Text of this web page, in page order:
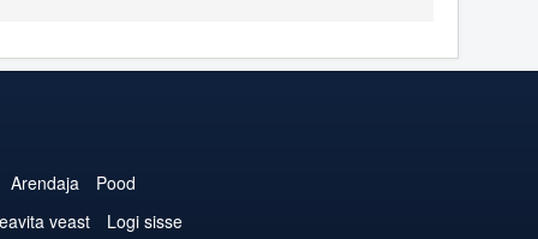
Arendaja
Pood
veast Logi sisse